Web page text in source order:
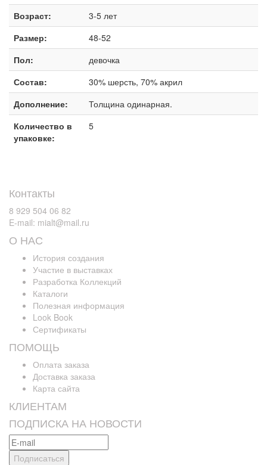
Возраст:
3-5 лет
Размер:
48-52
Пол:
девочка
Состав:
30% шерсть, 70% акрил
Дополнение:
Толщина одинарная.
Количество в
упаковке:
5
Контакты
8 929 504 06 82
E-mail: mialt@mail.ru
О НАС
История создания
Участие в выставках
Разработка Коллекций
Каталоги
Полезная информация
Look Book
Сертификаты
ПОМОЩЬ
Оплата заказа
Доставка заказа
Карта сайта
КЛИЕНТАМ
ПОДПИСКА НА НОВОСТИ